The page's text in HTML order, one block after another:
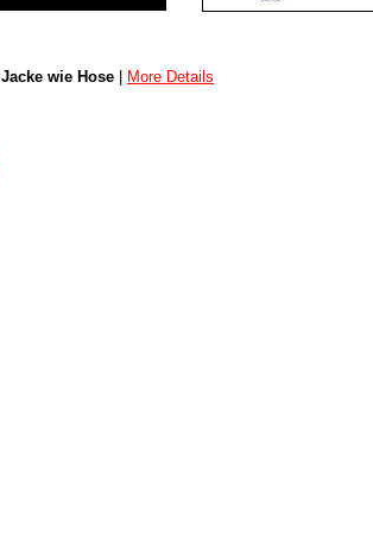
Jacke wie Hose More Details